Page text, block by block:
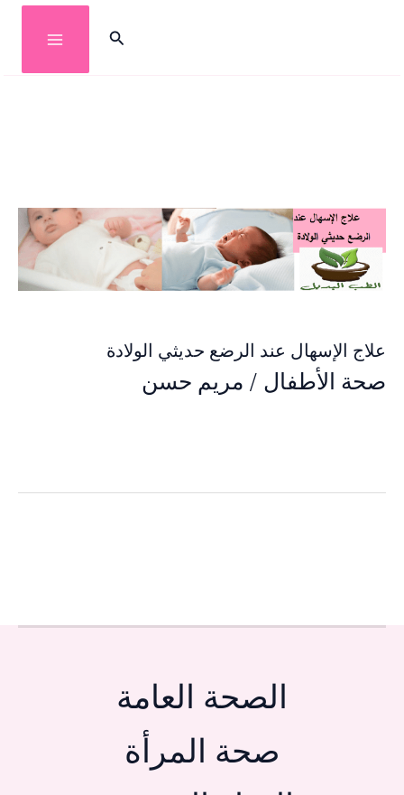
البحث
علاج الإسهال عند الرضع حديثي الولادة
صحة الأطفال / مريم حسن
الصحة العامة
صحة المرأة